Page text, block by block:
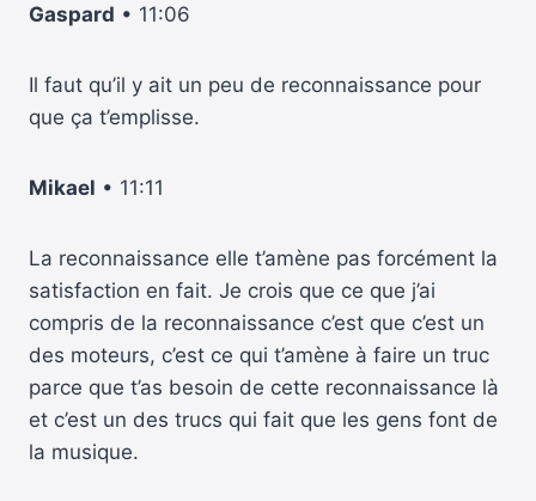
Gaspard • 11:06
Il faut qu’il y ait un peu de reconnaissance pour
que ça t’emplisse.
Mikael • 11:11
La reconnaissance elle t’amène pas forcément la
satisfaction en fait. Je crois que ce que j’ai
compris de la reconnaissance c’est que c’est un
des moteurs, c’est ce qui t’amène à faire un truc
parce que t’as besoin de cette reconnaissance là
et c’est un des trucs qui fait que les gens font de
la musique.